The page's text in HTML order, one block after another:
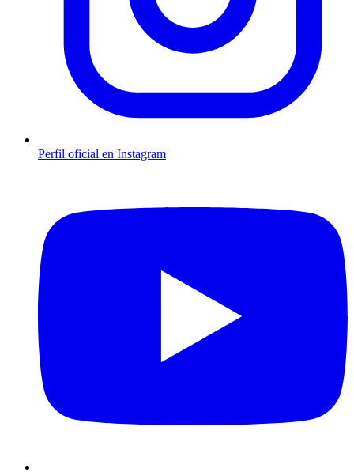
Perfil oficial en Instagram